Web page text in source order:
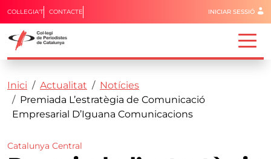
Vés al contingut
Capçalera
COL·LEGIA'T CONTACTE Menú del
INICIAR SESSIÓ
Fil d'ariadna
Inici Actualitat
Notícies
Premiada L’estratègia de Comunicació
Empresarial D’Iguana Comunicacions
Catalunya Central